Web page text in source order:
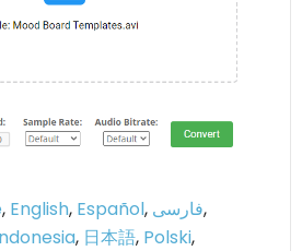
, English, Español, فارسی,
, 日本語, Polski,